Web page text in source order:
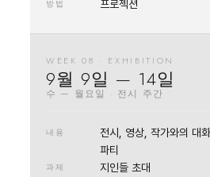
방법 프로젝션
WEEK 08 · EXHIBITION
9월 9일 — 14일
수 — 월요일 · 전시 주간
내용
전시, 영상, 작가와의 대
파티
과제 지인들 초대